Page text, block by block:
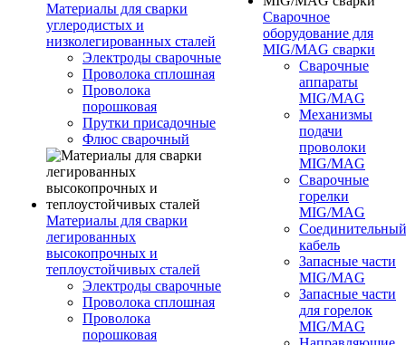
Материалы для сварки
углеродистых и
низколегированных сталей
Электроды сварочные
Проволока сплошная
Проволока
порошковая
Прутки присадочные
Флюс сварочный
Материалы для сварки
легированных
высокопрочных и
теплоустойчивых сталей
Электроды сварочные
Проволока сплошная
Проволока
порошковая
Сварочное
оборудование для
MIG/MAG сварки
Сварочные
аппараты
MIG/MAG
Механизмы
подачи
проволоки
MIG/MAG
Сварочные
горелки
MIG/MAG
Соединительный
кабель
Запасные части
MIG/MAG
Запасные части
для горелок
MIG/MAG